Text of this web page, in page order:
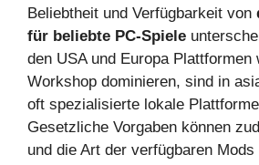
Beliebtheit und Verfügbarkeit von
für beliebte PC-Spiele
den USA und Europa Plattformen
Workshop dominieren, sind in
oft spezialisierte lokale
Gesetzliche Vorgaben können
und die Art der verfügbaren